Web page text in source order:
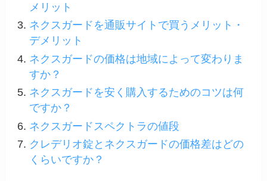
メリット
ネクスガードを通販サイトで買うメリット・
デメリット
ネクスガードの価格は地域によって変わりま
すか？
ネクスガードを安く購入するためのコツは何
ですか？
ネクスガードスペクトラの値段
クレデリオ錠とネクスガードの価格差はどの
くらいですか？